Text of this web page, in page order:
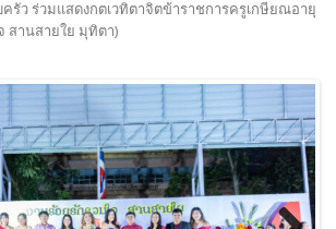
รัว ร่วมแสดงกตเวทิตาจิตข้าราชการครูเกษียณอายุ
สานสายใย มุทิตา)